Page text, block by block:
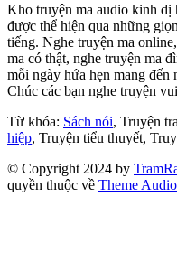
Kho truyện ma audio kinh dị
được thể hiện qua những
tiếng. Nghe truyện ma
ma có thật, nghe truyện ma
mỗi ngày hứa hẹn mang đến
Chúc các bạn nghe truyện
Từ khóa: Sách nói, Truyện
hiệp, Truyện tiểu thuyết,
© Copyright 2024 by
quyền thuộc về Theme